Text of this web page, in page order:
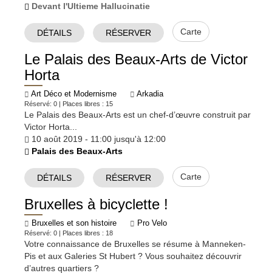
Devant l'Ultieme Hallucinatie
DÉTAILS RÉSERVER Carte
Le Palais des Beaux-Arts de Victor
Horta
Art Déco et Modernisme Arkadia
Réservé: 0 | Places libres : 15
Le Palais des Beaux-Arts est un chef-d’œuvre construit par
Victor Horta...
10 août 2019 - 11:00 jusqu'à 12:00
Palais des Beaux-Arts
DÉTAILS RÉSERVER Carte
Bruxelles à bicyclette !
Bruxelles et son histoire Pro Velo
Réservé: 0 | Places libres : 18
Votre connaissance de Bruxelles se résume à Manneken-
Pis et aux Galeries St Hubert ? Vous souhaitez découvrir
d’autres quartiers ?